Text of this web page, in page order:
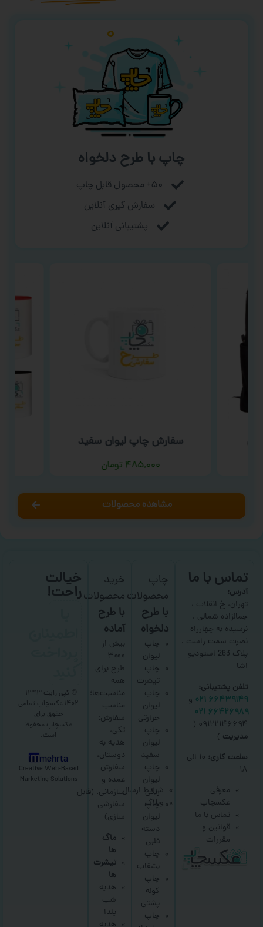
چاپ با طرح دلخواه
۵۰+ محصول قابل چاپ
سفارش گیری آنلاین
پشتیبانی آنلاین
سفارش چاپ لیوان سفید
۴۸۵,۰۰۰ تومان
مشاهده محصولات
تماس با ما
آدرس:
تهران، خ انقلاب ،
جمالزاده شمالی ،
نرسیده به چهارراه
نصرت سمت راست ،
پلاک 263 استودیو
اشا
تلفن پشتیبانی:
۶۶۴۳۹۱۴۹ ۰۲۱
و
۶۶۴۲۶۹۸۹ ۰۲۱
۰۹۱۲۲۱۴۶۶۹۴ (
مدیریت )
ساعت کاری:
۱۰ الی
۱۸
معرفی
عکسچاپ
تماس با ما
قوانین و
مقررات
شرایط ارسال
وبلاگ
چاپ
محصولات
با طرح
دلخواه
چاپ
لیوان
چاپ
تیشرت
چاپ
لیوان
حرارتی
چاپ
لیوان
سفید
چاپ
لیوان
رنگی
چاپ
لیوان
دسته
قلبی
چاپ
بشقاب
چاپ
کوله
پشتی
چاپ
خرید
محصولات
با طرح
آماده
بیش از
۳۰۰۰
طرح برای
همه
مناسبت‌ها؛
مناسب
سفارش:
تکی،
هدیه به
دوستان،
سفارش
عمده و
سازمانی. (قابل
سفارشی
سازی)
ماگ
ها
تیشرت
ها
هدیه
شب
یلدا
خیالت
راحت!
۱۴۰۲ عکسچاپ
تمامی
حقوق برای
عکسچاپ محفوظ
است.
mehrta
Creative Web-Based
Marketing Solutions